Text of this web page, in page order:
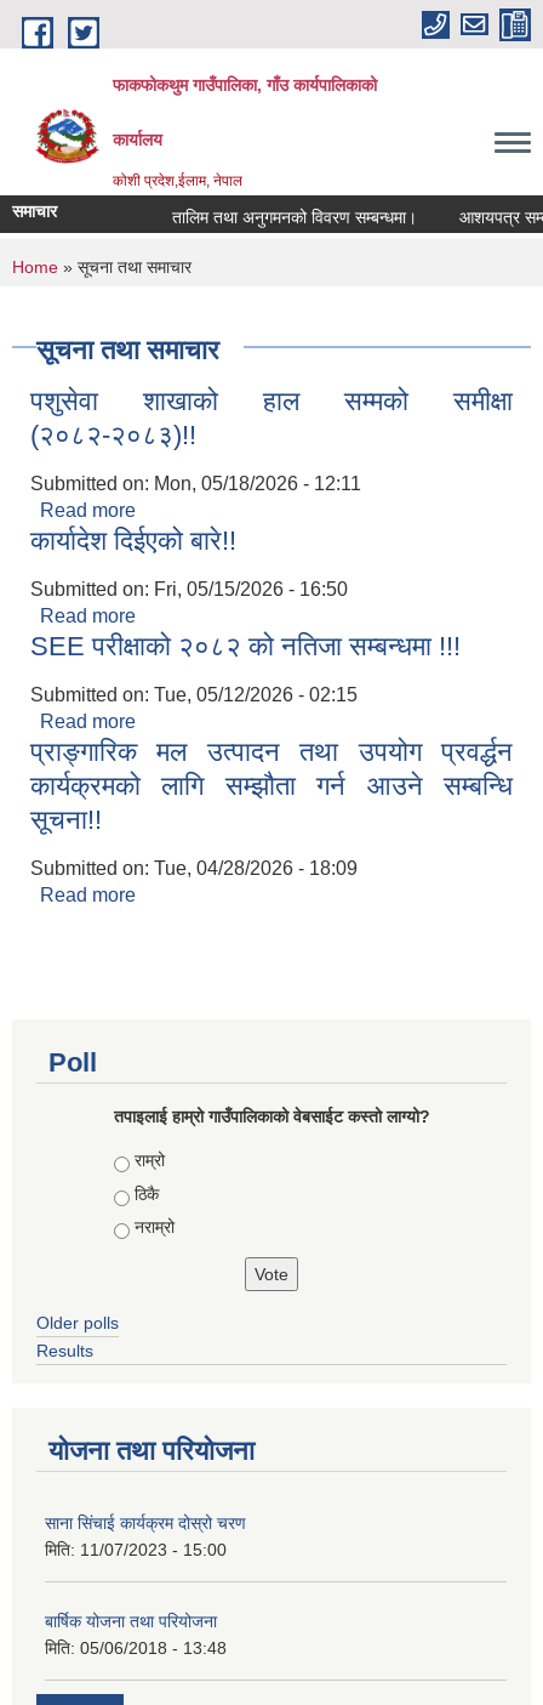
Skip to main content
फाकफोकथुम गाउँपालिका, गाँउ कार्यपालिकाको
कार्यालय
कोशी प्रदेश,ईलाम, नेपाल
समाचार तालिम तथा अनुगमनको विवरण सम्बन्धमा। आशयपत्र
You are here
Home » सूचना तथा समाचार
सूचना तथा समाचार
पशुसेवा शाखाको हाल सम्मको समीक्षा
(२०८२-२०८३)!!
Submitted on: Mon, 05/18/2026 - 12:11
Read more
(२०८२-२०८३)!!
कार्यादेश दिईएको बारे!!
Submitted on: Fri, 05/15/2026 - 16:50
Read more
SEE परीक्षाको २०८२ को नतिजा सम्बन्धमा !!!
Submitted on: Tue, 05/12/2026 - 02:15
Read more
प्राङ्गारिक मल उत्पादन तथा उपयोग प्रवर्द्धन
कार्यक्रमको लागि सम्झौता गर्न आउने सम्बन्धि
सूचना!!
Submitted on: Tue, 04/28/2026 - 18:09
Read more
Poll
तपाइलाई हाम्रो गाउँपालिकाको वेबसाईट कस्तो लाग्यो?
Choices
राम्रो
ठिकै
नराम्रो
Older polls
Results
योजना तथा परियोजना
साना सिंचाई कार्यक्रम दोस्रो चरण
मिति: 11/07/2023 - 15:00
बार्षिक योजना तथा परियोजना
मिति: 05/06/2018 - 13:48